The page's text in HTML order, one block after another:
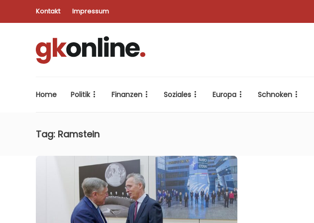
Kontakt Impressum
Home Politik Finanzen Soziales Europa Schnoken
Tag: Ramstein